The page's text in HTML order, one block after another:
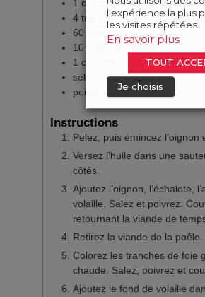
1 c.à café de fond de volaille
4 tranches de foie gras de
60
10
1 c. à café
d'huile de truffe
sel
poivre
Instructions
Pelez, puis émincez l’oignon
Versez l’huile dans une
côtés.
Ajoutez l’oignon, l’échalote,
volaille. Salez et poivrez.
retournant la viande de
Retirez la viande de la
Colorez les tranches de foie
chaude. Salez, poivrez et
Ajoutez le fond de volaille
l'expérience la plus
les visites répétées.
En savoir plus
TOUT
Je choisis